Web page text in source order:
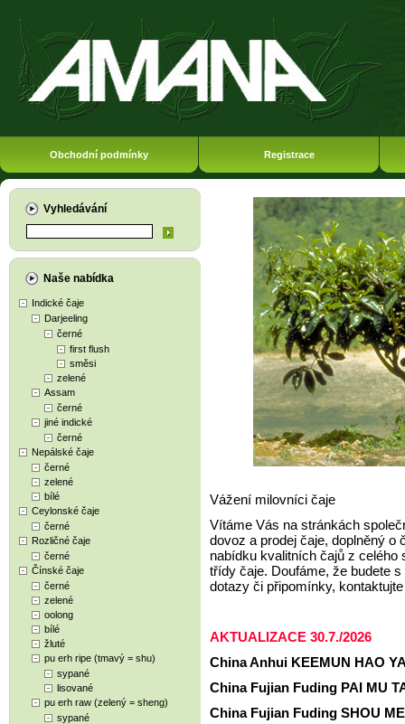
Obchodní podmínky Registrace
Vyhledávání
Naše nabídka
Indické čaje
Darjeeling
černé
first flush
směsi
zelené
Assam
černé
jiné indické
černé
Nepálské čaje
černé
zelené
bílé
Ceylonské čaje
černé
Rozličné čaje
černé
Čínské čaje
černé
zelené
oolong
bílé
žluté
pu erh ripe (tmavý = shu)
sypané
lisované
pu erh raw (zelený = sheng)
sypané
Vážení milovníci čaje
Vítáme Vás na stránkách
dovoz a prodej čaje, doplněný
nabídku kvalitních čajů z
třídy čaje. Doufáme, že budete
dotazy či připomínky,
AKTUALIZACE 30.7./2026
China Anhui KEEMUN HAO
China Fujian Fuding PAI MU
China Fujian Fuding SHOU